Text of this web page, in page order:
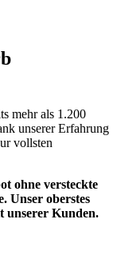
mehr als 1.200
unserer Erfahrung
vollsten
ohne versteckte
Unser oberstes
unserer Kunden.